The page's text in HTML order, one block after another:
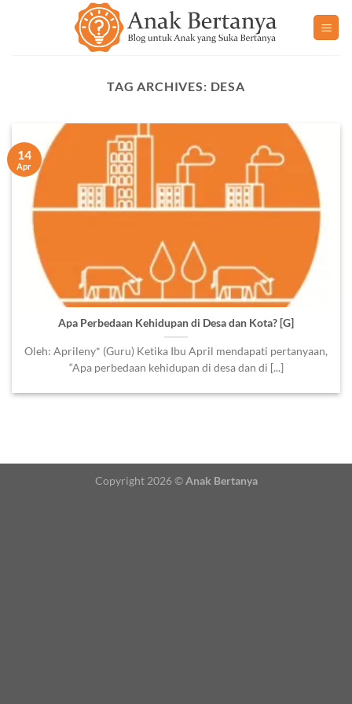
TAG ARCHIVES: DESA
Apa Perbedaan Kehidupan di Desa dan Kota? [G]
Oleh: Aprileny* (Guru) Ketika Ibu April mendapati pertanyaan,
“Apa perbedaan kehidupan di desa dan di [...]
14
Apr
Copyright 2026 ©Anak Bertanya